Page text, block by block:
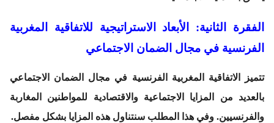
الفقرة الثانية: الأبعاد الاستراتيجية للاتفاقية المغربية
الفرنسية في مجال الضمان الاجتماعي
تتميز الاتفاقية المغربية الفرنسية في مجال الضمان الاجتماعي
بالعديد من المزايا الاجتماعية والاقتصادية للمواطنين المغاربة
والفرنسيين. وفي هذا المطلب سنتناول هذه المزايا بشكل مفصل.